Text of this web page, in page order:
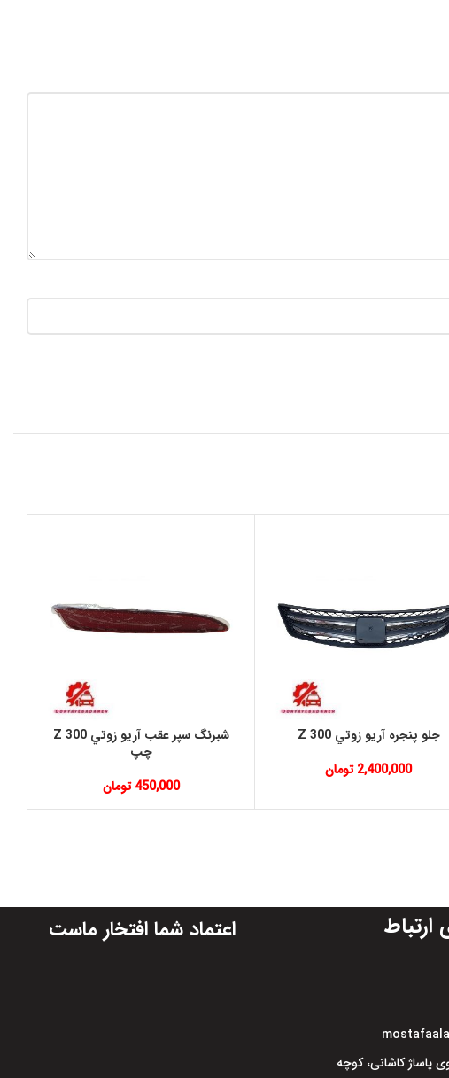
جلو پنجره آريو زوتي Z 300
2,400,000 تومان
شبرنگ سپر عقب آريو زوتي Z 300
چپ
450,000 تومان
پاساژ کاشانی، کوچه
اعتماد شما افتخار ماست